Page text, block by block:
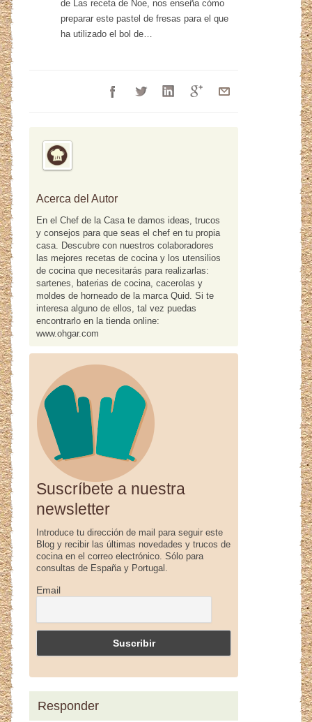
de Las receta de Noe, nos enseña cómo
preparar este pastel de fresas para el que
ha utilizado el bol de…
Acerca del Autor
En el Chef de la Casa te damos ideas, trucos
y consejos para que seas el chef en tu propia
casa. Descubre con nuestros colaboradores
las mejores recetas de cocina y los utensilios
de cocina que necesitarás para realizarlas:
sartenes, baterias de cocina, cacerolas y
moldes de horneado de la marca Quid. Si te
interesa alguno de ellos, tal vez puedas
encontrarlo en la tienda online:
www.ohgar.com
Suscríbete a nuestra
newsletter
Introduce tu dirección de mail para seguir este
Blog y recibir las últimas novedades y trucos de
cocina en el correo electrónico. Sólo para
consultas de España y Portugal.
Email
Responder